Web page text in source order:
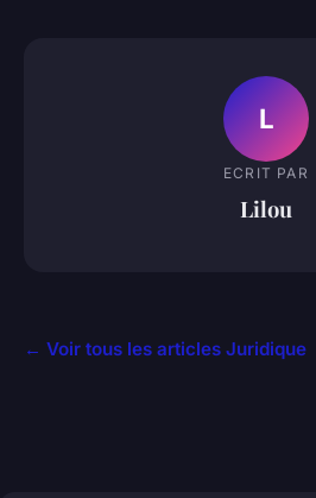
L
ECRIT PAR
Lilou
← Voir tous les articles Juridique